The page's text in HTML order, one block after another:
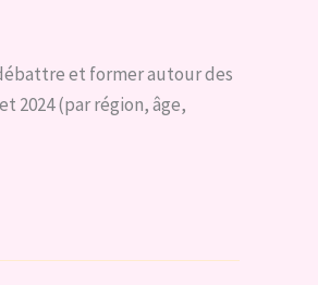
et former autour des
2024 (par région, âge,